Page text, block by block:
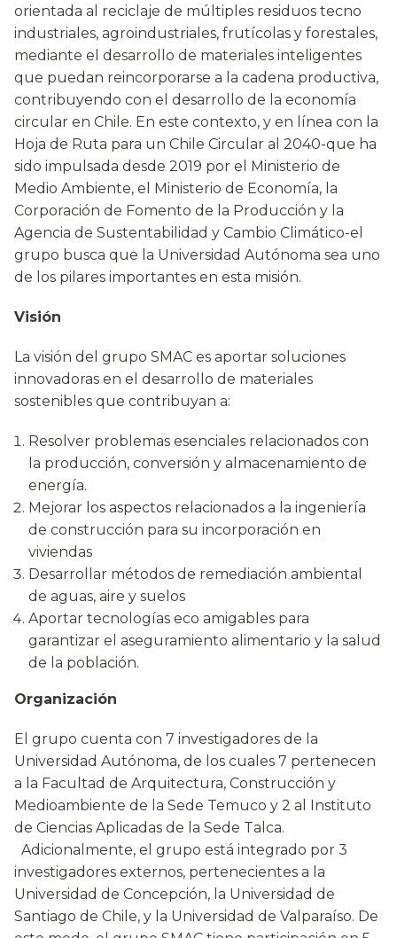
orientada al reciclaje de múltiples residuos tecno
industriales, agroindustriales, frutícolas y forestales,
mediante el desarrollo de materiales inteligentes
que puedan reincorporarse a la cadena productiva,
contribuyendo con el desarrollo de la economía
circular en Chile. En este contexto, y en línea con la
Hoja de Ruta para un Chile Circular al 2040-que ha
sido impulsada desde 2019 por el Ministerio de
Medio Ambiente, el Ministerio de Economía, la
Corporación de Fomento de la Producción y la
Agencia de Sustentabilidad y Cambio Climático-el
grupo busca que la Universidad Autónoma sea uno
de los pilares importantes en esta misión.
Visión
La visión del grupo SMAC es aportar soluciones
innovadoras en el desarrollo de materiales
sostenibles que contribuyan a:
Resolver problemas esenciales relacionados con
la producción, conversión y almacenamiento de
energía.
Mejorar los aspectos relacionados a la ingeniería
de construcción para su incorporación en
viviendas
Desarrollar métodos de remediación ambiental
de aguas, aire y suelos
Aportar tecnologías eco amigables para
garantizar el aseguramiento alimentario y la salud
de la población.
Organización
El grupo cuenta con 7 investigadores de la
Universidad Autónoma, de los cuales 7 pertenecen
a la Facultad de Arquitectura, Construcción y
Medioambiente de la Sede Temuco y 2 al Instituto
de Ciencias Aplicadas de la Sede Talca.
Adicionalmente, el grupo está integrado por 3
investigadores externos, pertenecientes a la
Universidad de Concepción, la Universidad de
Santiago de Chile, y la Universidad de Valparaíso. De